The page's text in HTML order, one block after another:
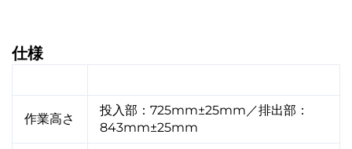
仕様
作業高さ
投入部：725mm±25mm／排出部：
843mm±25mm